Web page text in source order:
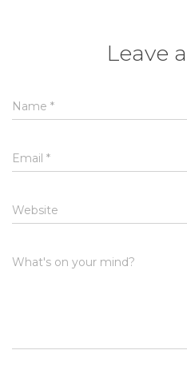
Leave
Name *
Email *
Website
What's on your mind?